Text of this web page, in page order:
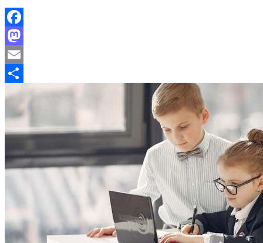
Facebook
Mastodon
Email
Отправить